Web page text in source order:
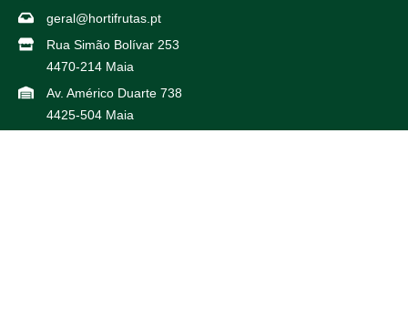
geral@hortifrutas.pt
Rua Simão Bolívar 253
4470-214 Maia
Av. Américo Duarte 738
4425-504 Maia